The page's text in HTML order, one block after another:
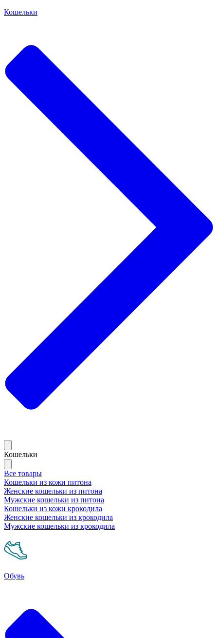
Кошельки
Кошельки
Все товары
Кошельки из кожи питона
Женские кошельки из питона
Мужские кошельки из питона
Кошельки из кожи крокодила
Женские кошельки из крокодила
Мужские кошельки из крокодила
Обувь